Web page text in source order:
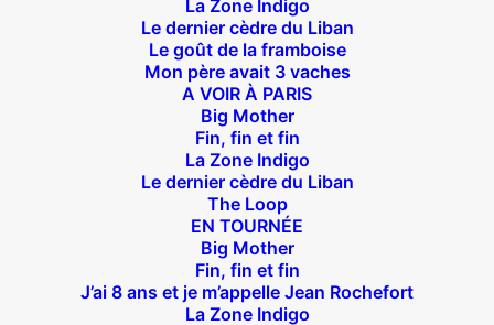
La Zone Indigo
Le dernier cèdre du Liban
Le goût de la framboise
Mon père avait 3 vaches
A VOIR À PARIS
Big Mother
Fin, fin et fin
La Zone Indigo
Le dernier cèdre du Liban
The Loop
EN TOURNÉE
Big Mother
Fin, fin et fin
J’ai 8 ans et je m’appelle Jean Rochefort
La Zone Indigo
Suivez nous !